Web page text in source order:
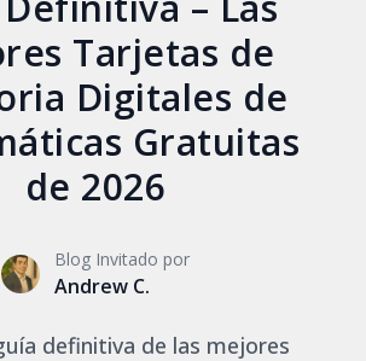
Tarjetas de
Digitales de
Gratuitas
de 2026
Blog Invitado por
Andrew C.
definitiva de las mejores